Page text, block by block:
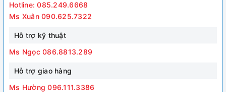
Hotline: 085.249.6668
Ms Xuân 090.625.7322
Hỗ trợ kỹ thuật
Ms Ngọc 086.8813.289
Hỗ trợ giao hàng
Ms Hường 096.111.3386